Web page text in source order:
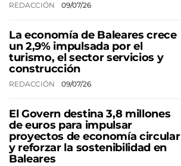
REDACCIÓN 09/07/26
La economía de Baleares crece
un 2,9% impulsada por el
turismo, el sector servicios y
construcción
REDACCIÓN 09/07/26
El Govern destina 3,8 millones
de euros para impulsar
proyectos de economía circular
y reforzar la sostenibilidad en
Baleares